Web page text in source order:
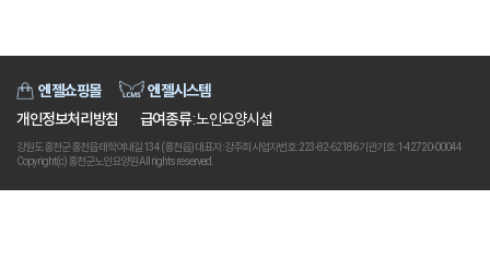
엔젤쇼핑몰
엔젤시스템
개인정보처리방침
급여종류: 노인요양시설
강원도 홍천군 홍천읍 태학여내길 134 (홍천읍) 대표자 : 강주희 사업자번호 : 223-82-62186 기관기호 : 1-42720-00044
Copyright(c) 홍천군노인요양원 All rights reserved.